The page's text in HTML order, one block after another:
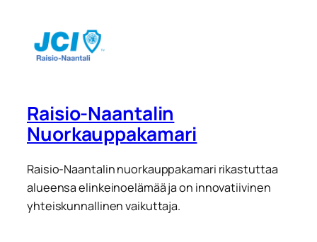
Raisio-Naantalin
Nuorkauppakamari
Raisio-Naantalin nuorkauppakamari rikastuttaa
alueensa elinkeinoelämää ja on innovatiivinen
yhteiskunnallinen vaikuttaja.